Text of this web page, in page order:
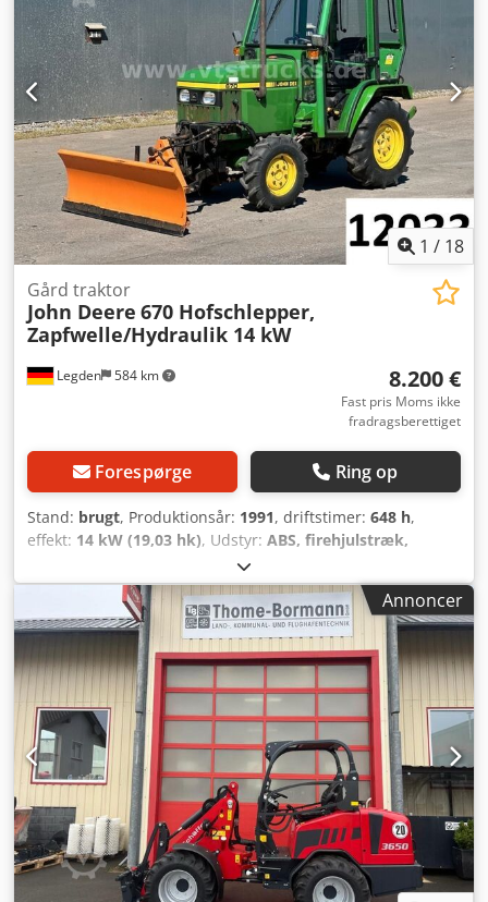
Kuffervægt 95 kg - Hydrauliktilslutninger, udformet som
stik - Forberedelse til belysningsanlæg – komplet. Styretårn
til belysning – kabelsæt bagud til baglygter. -
Arbejdslyssæt LED 800 lumen (2 stk. foran og 1 stk. bagpå).
- Trækudstyr med bolt og surringsøjer. Credpfxszp Anae
Acmjf - Standarddæk: 10.0/75-15.3 AS ET -40. -
Optagelsesramme Euro-W. - Hydraulisk lås. - Lagersted:
null
1 / 18
Legden 584 km
Gård traktor
John Deere 670 Hofschlepper,
Zapfwelle/Hydraulik 14 kW
8.200 €
Fast pris Moms ikke
fradragsberettiget
Forespørge Ring op
Stand: brugt, Produktionsår: 1991, driftstimer: 648 h,
effekt: 14 kW (19,03 hk), Udstyr: ABS, firehjulstræk,
, John Deere 670 gårdtraktor * Trinløs
bagudgående kraftoverførselsaksel * Frontlift Crsdpfoy Skl
Uox Acmjf * Fronthydraulik * Bagudgående kraftlift *
Tilkoblet firehjulstræk * Svingbar sneplov Tekniske data: *
Motor: Yanmar 3-cylindret diesel * Effekt: 14,4 kW *
Slagvolumen: 0,9 l * Vægt: ca. 843 kg * Topfart: ca. 16,7
km/t * Dæk foran: 6-12 * Dæk bag: 9.5-16 * Dimensioner
(længde): ca. 2,76 m Særlige kendetegn: * Kompakt design
* Økonomisk og holdbar Yanmar-motor * Alsidig
anvendelse (gård, stald, grønne områder) ----
Fahrzeugnummer/Køretøjsnummer: 12033----Fejl og
mellemsalg forbeholdes----Reklame og diverse tekster er
blevet fjernet digitalt.----Vi står gerne til rådighed med råd
og vejledning i forbindelse med alle formaliteter, der
opstår ved køb af et køretøj. Fortæl os blot om dine ønsker
Annoncer